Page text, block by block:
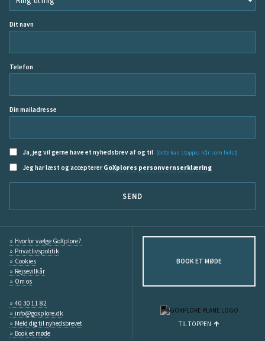
Dit navn
Telefon
Din mailadresse
Ja, jeg vil gerne have et nyhedsbrev af og til (dette kan stoppes når som helst)
Jeg har læst og accepterer GoXplores personvernserklæring
SEND
Hvorfor vælge GoXplore?
Privatlivspolitik
Cookies
Rejsevilkår
Om os
40 30 11 82
info@goxplore.dk
Meld dig til nyhedsbrevet
Book et møde
BOOK ET MØDE
TIL TOPPEN